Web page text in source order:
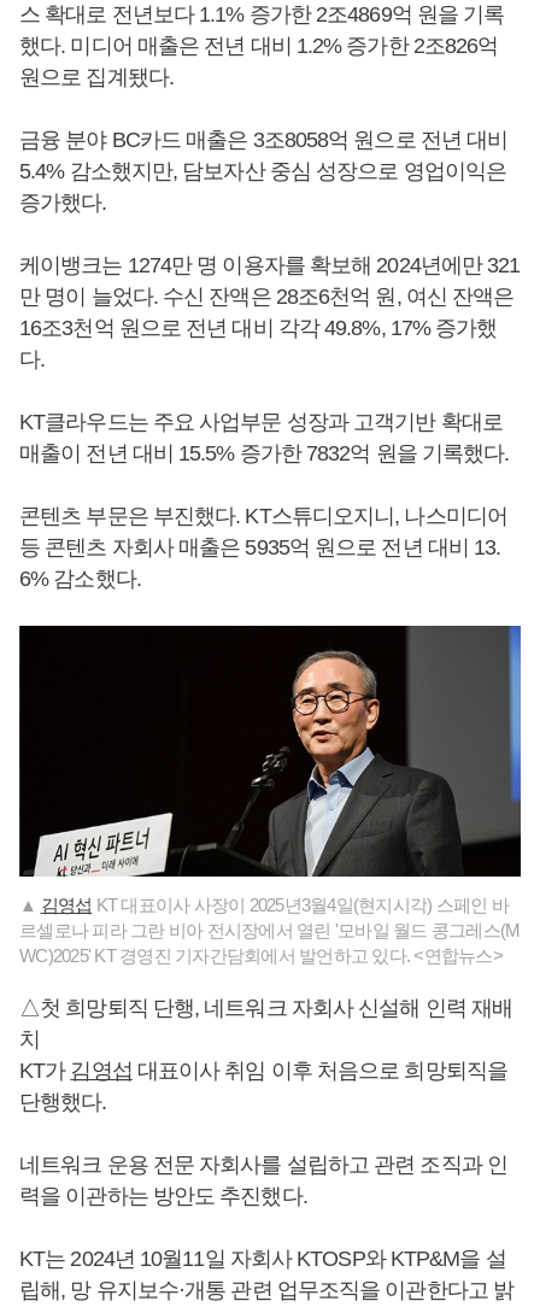
스 확대로 전년보다 1.1% 증가한 2조4869억 원을 기록
했다. 미디어 매출은 전년 대비 1.2% 증가한 2조826억
원으로 집계됐다.
금융 분야 BC카드 매출은 3조8058억 원으로 전년 대비
5.4% 감소했지만, 담보자산 중심 성장으로 영업이익은
증가했다.
케이뱅크는 1274만 명 이용자를 확보해 2024년에만 321
만 명이 늘었다. 수신 잔액은 28조6천억 원, 여신 잔액은
16조3천억 원으로 전년 대비 각각 49.8%, 17% 증가했
다.
KT클라우드는 주요 사업부문 성장과 고객기반 확대로
매출이 전년 대비 15.5% 증가한 7832억 원을 기록했다.
콘텐츠 부문은 부진했다. KT스튜디오지니, 나스미디어
등 콘텐츠 자회사 매출은 5935억 원으로 전년 대비 13.
6% 감소했다.
▲ 김영섭 KT 대표이사 사장이 2025년3월4일(현지시각) 스페인 바
르셀로나 피라 그란 비아 전시장에서 열린 '모바일 월드 콩그레스(M
WC)2025' KT 경영진 기자간담회에서 발언하고 있다. <연합뉴스>
△첫 희망퇴직 단행, 네트워크 자회사 신설해 인력 재배
치
KT가 김영섭 대표이사 취임 이후 처음으로 희망퇴직을
단행했다.
네트워크 운용 전문 자회사를 설립하고 관련 조직과 인
력을 이관하는 방안도 추진했다.
KT는 2024년 10월11일 자회사 KTOSP와 KTP&M을 설
립해, 망 유지보수·개통 관련 업무조직을 이관한다고 밝